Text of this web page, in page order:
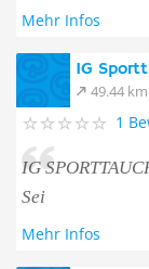
Mehr Infos
IG
49.44 km
1
IG
Sei
Mehr Infos